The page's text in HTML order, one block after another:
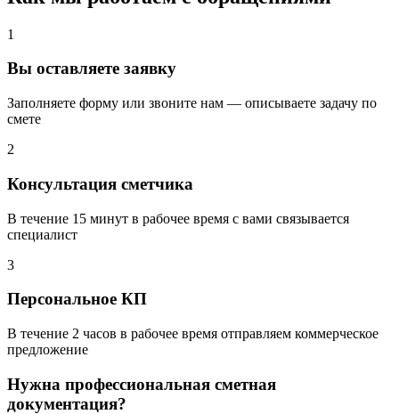
1
Вы оставляете заявку
Заполняете форму или звоните нам — описываете задачу по
смете
2
Консультация сметчика
В течение 15 минут в рабочее время с вами связывается
специалист
3
Персональное КП
В течение 2 часов в рабочее время отправляем коммерческое
предложение
Нужна профессиональная сметная
документация?